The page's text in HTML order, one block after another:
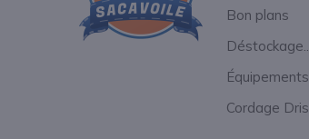
Bon plans
Cordage